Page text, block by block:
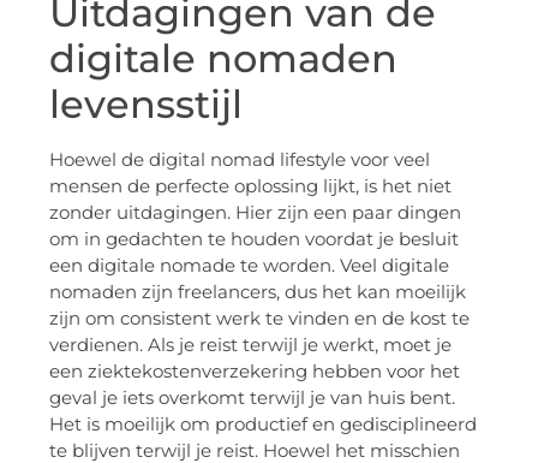
Uitdagingen van de
digitale nomaden
levensstijl
Hoewel de digital nomad lifestyle voor veel
mensen de perfecte oplossing lijkt, is het niet
zonder uitdagingen. Hier zijn een paar dingen
om in gedachten te houden voordat je besluit
een digitale nomade te worden. Veel digitale
nomaden zijn freelancers, dus het kan moeilijk
zijn om consistent werk te vinden en de kost te
verdienen. Als je reist terwijl je werkt, moet je
een ziektekostenverzekering hebben voor het
geval je iets overkomt terwijl je van huis bent.
Het is moeilijk om productief en gedisciplineerd
te blijven terwijl je reist. Hoewel het misschien